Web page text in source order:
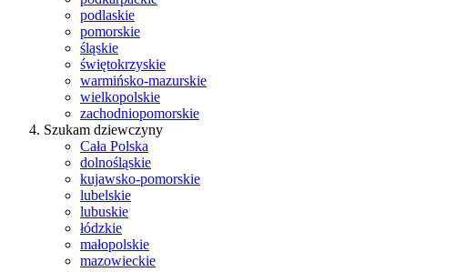
podlaskie
pomorskie
śląskie
świętokrzyskie
warmińsko-mazurskie
wielkopolskie
zachodniopomorskie
Szukam dziewczyny
Cała Polska
dolnośląskie
kujawsko-pomorskie
lubelskie
lubuskie
łódzkie
małopolskie
mazowieckie